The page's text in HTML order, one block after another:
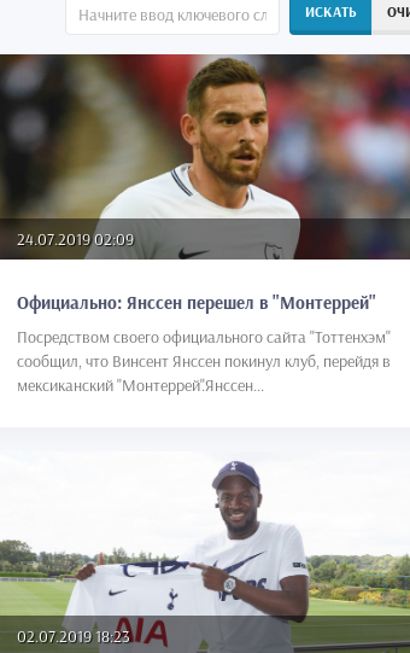
ИСКАТЬ
24.07.2019 02:09
Официально: Янссен перешел в "Монтеррей"
Посредством своего официального сайта "Тоттенхэм"
сообщил, что Винсент Янссен покинул клуб, перейдя в
мексиканский "Монтеррей".Янссен...
02.07.2019 18:23